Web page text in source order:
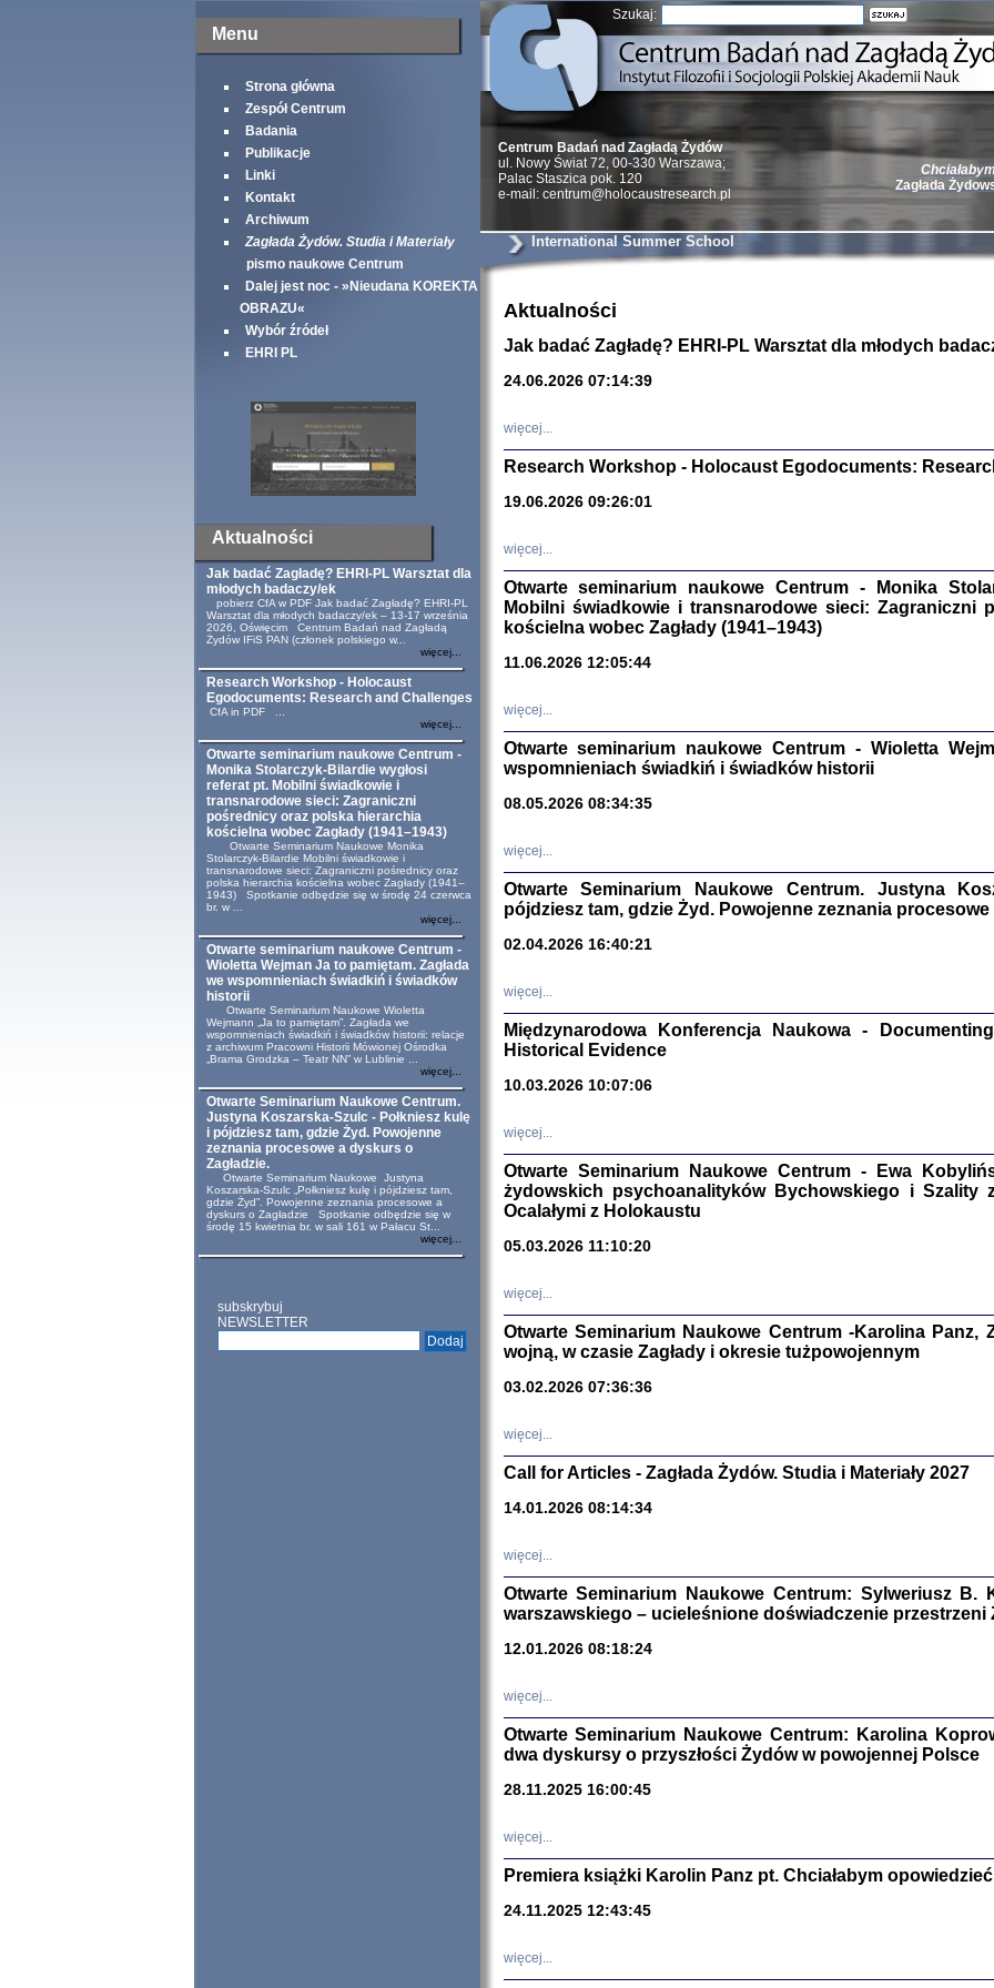
Menu
Strona główna
Zespół Centrum
Badania
Publikacje
Linki
Kontakt
Archiwum
Zagłada Żydów. Studia i Materiały
pismo naukowe Centrum
Dalej jest noc - »Nieudana KOREKTA
OBRAZU«
Wybór źródeł
EHRI PL
Aktualności
Jak badać Zagładę? EHRI-PL Warsztat dla
młodych badaczy/ek
pobierz CfA w PDF Jak badać Zagładę? EHRI-PL
Warsztat dla młodych badaczy/ek – 13-17 września
2026, Oświęcim Centrum Badań nad Zagładą
Żydów IFiS PAN (członek polskiego w...
więcej...
Research Workshop - Holocaust
Egodocuments: Research and Challenges
CfA in PDF ...
więcej...
Otwarte seminarium naukowe Centrum -
Monika Stolarczyk-Bilardie wygłosi
referat pt. Mobilni świadkowie i
transnarodowe sieci: Zagraniczni
pośrednicy oraz polska hierarchia
kościelna wobec Zagłady (1941–1943)
Otwarte Seminarium Naukowe Monika
Stolarczyk-Bilardie Mobilni świadkowie i
transnarodowe sieci: Zagraniczni pośrednicy oraz
polska hierarchia kościelna wobec Zagłady (1941–
1943) Spotkanie odbędzie się w środę 24 czerwca
br. w ...
więcej...
Otwarte seminarium naukowe Centrum -
Wioletta Wejman Ja to pamiętam. Zagłada
we wspomnieniach świadkiń i świadków
historii
Otwarte Seminarium Naukowe Wioletta
Wejmann „Ja to pamiętam”. Zagłada we
wspomnieniach świadkiń i świadków historii: relacje
z archiwum Pracowni Historii Mówionej Ośrodka
„Brama Grodzka – Teatr NN” w Lublinie ...
więcej...
Otwarte Seminarium Naukowe Centrum.
Justyna Koszarska-Szulc - Połkniesz kulę
i pójdziesz tam, gdzie Żyd. Powojenne
zeznania procesowe a dyskurs o
Zagładzie.
Otwarte Seminarium Naukowe Justyna
Koszarska-Szulc „Połkniesz kulę i pójdziesz tam,
gdzie Żyd”. Powojenne zeznania procesowe a
dyskurs o Zagładzie Spotkanie odbędzie się w
środę 15 kwietnia br. w sali 161 w Pałacu St...
więcej...
subskrybuj
NEWSLETTER
Szukaj:
Zagłada
Żydzi w
Natalia Aleksiun,
Deborah Dash
Turski, Laurence
Wagner Rózia
oprac.
oprac.
Zagłada
Studia i
NIE WIEMY CO
Sewek
Centrum Badań nad Zagładą Żydów
ul. Nowy Świat 72, 00-330 Warszawa;
Palac Staszica pok. 120
e-mail: centrum@holocaustresearch.pl
International Summer School
Aktualności
Jak badać Zagładę? EHRI-PL Warsztat dla młodych
24.06.2026 07:14:39
więcej...
Research Workshop - Holocaust Egodocuments:
19.06.2026 09:26:01
więcej...
Otwarte seminarium naukowe Centrum - Monika
Mobilni świadkowie i transnarodowe sieci: Zagraniczni
kościelna wobec Zagłady (1941–1943)
11.06.2026 12:05:44
więcej...
Otwarte seminarium naukowe Centrum - Wioletta
wspomnieniach świadkiń i świadków historii
08.05.2026 08:34:35
więcej...
Otwarte Seminarium Naukowe Centrum. Justyna
pójdziesz tam, gdzie Żyd. Powojenne zeznania procesowe
02.04.2026 16:40:21
więcej...
Międzynarodowa Konferencja Naukowa -
Historical Evidence
10.03.2026 10:07:06
więcej...
Otwarte Seminarium Naukowe Centrum - Ewa
żydowskich psychoanalityków Bychowskiego i
Ocalałymi z Holokaustu
05.03.2026 11:10:20
więcej...
Otwarte Seminarium Naukowe Centrum -Karolina Panz,
wojną, w czasie Zagłady i okresie tużpowojennym
03.02.2026 07:36:36
więcej...
Call for Articles - Zagłada Żydów. Studia i Materiały 2027
14.01.2026 08:14:34
więcej...
Otwarte Seminarium Naukowe Centrum: Sylweriusz B.
warszawskiego – ucieleśnione doświadczenie przestrzeni
12.01.2026 08:18:24
więcej...
Otwarte Seminarium Naukowe Centrum: Karolina
dwa dyskursy o przyszłości Żydów w powojennej Polsce
28.11.2025 16:00:45
więcej...
Premiera książki Karolin Panz pt. Chciałabym
24.11.2025 12:43:45
więcej...